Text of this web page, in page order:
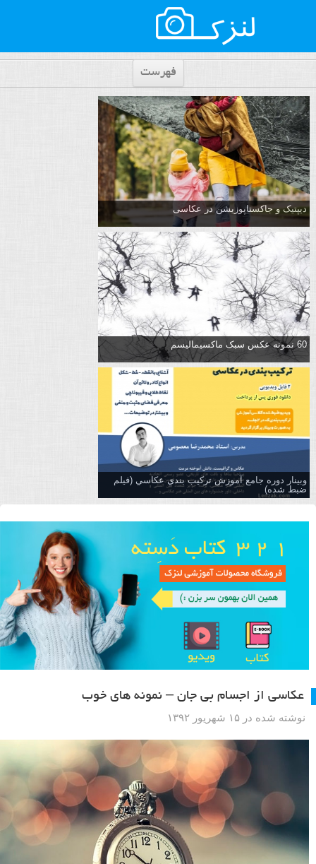
فهرست
دیپتیک و جاکستا‌پوزیشن در عکاسی
60 نمونه عکس سبک ماکسیمالیسم
وبینار دوره جامع آموزش تركيب بندي عكاسي (فیلم
ضبط شده)
عکاسی از اجسام بی جان – نمونه های خوب
نوشته شده در ۱۵ شهریور ۱۳۹۲